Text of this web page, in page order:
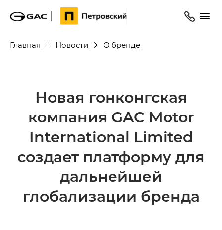
Главная Новости О бренде
Новая гонконгская
компания GAC Motor
International Limited
создает платформу для
дальнейшей
глобализации бренда